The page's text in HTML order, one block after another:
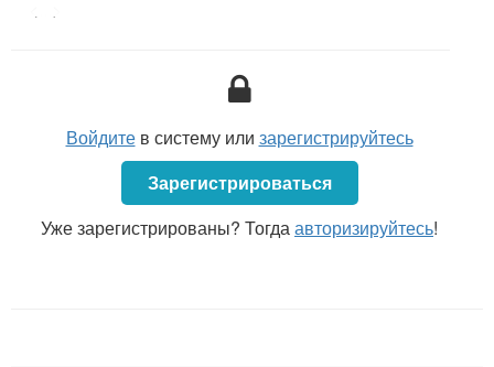
экспертизу нормативных правовых актов
исполнительными и распорядительными органами
базового территориального уровня (далее –
Целью тестирования являетсяпроверка знания
законодательства о правовом обеспечении
нормотворческой деятельности
Войдитев систему или зарегистрируйтесь
Зарегистрироваться
Уже зарегистрированы? Тогдаавторизируйтесь!